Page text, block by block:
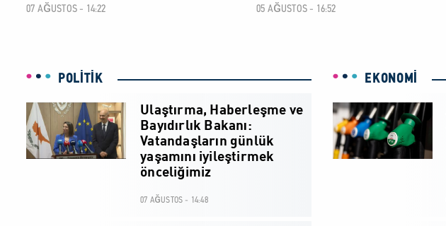
07 AĞUSTOS - 14:22 05 AĞUSTOS - 16:52
POLİTİK
Ulaştırma, Haberleşme ve
Bayıdırlık Bakanı:
Vatandaşların günlük
yaşamını iyileştirmek
önceliğimiz
07 AĞUSTOS - 14:48
EKONOMİ